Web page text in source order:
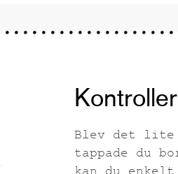
Blev det lite
tappade du